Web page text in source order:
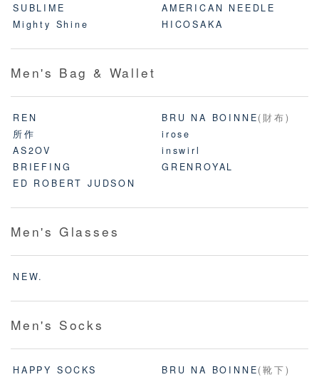
SUBLIME
AMERICAN NEEDLE
Mighty Shine
HICOSAKA
Men's Bag & Wallet
REN BRU NA BOINNE(財布)
所作
irose
AS2OV
inswirl
BRIEFING
GRENROYAL
ED ROBERT JUDSON
Men's Glasses
NEW.
Men's Socks
HAPPY SOCKS BRU NA BOINNE(靴下)